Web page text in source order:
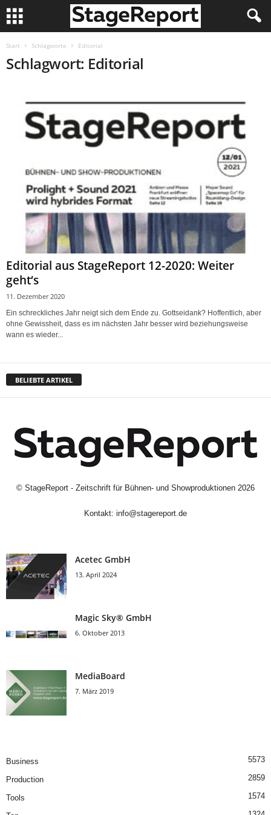
Start Schlagworte Editorial
Schlagwort: Editorial
Editorial aus StageReport 12-2020: Weiter
geht‘s
11. Dezember 2020
Ein schreckliches Jahr neigt sich dem Ende zu. Gottseidank? Hoffentlich, aber
ohne Gewissheit, dass es im nächsten Jahr besser wird beziehungsweise
wann es wieder...
BELIEBTE ARTIKEL
© StageReport - Zeitschrift für Bühnen- und Showproduktionen 2026
Kontakt: info@stagereport.de
Acetec GmbH
13. April 2024
Magic Sky® GmbH
6. Oktober 2013
MediaBoard
7. März 2019
Business 5573
Production 2859
Tools 1574